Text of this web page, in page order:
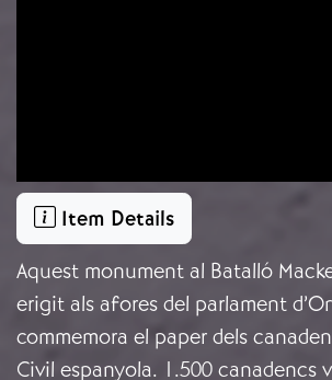
Item Details
Aquest monument al Batalló
erigit als afores del parlament
commemora el paper dels
Civil espanyola. 1.500 canadencs